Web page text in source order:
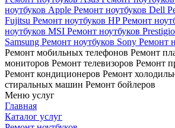
ноутбуков Apple Ремонт ноутбуков Dell
Fujitsu Ремонт ноутбуков HPРемонт
ноутбуков MSI Ремонт ноутбуков Prestigio
Samsung Ремонт ноутбуков Sony Ремонт
Ремонт мобильных телефонов Ремонт
мониторов Ремонт телевизоров Ремонт
Ремонт кондиционеров Ремонт
стиральных машин Ремонт бойлеров
Меню услуг
Главная
Каталог услуг